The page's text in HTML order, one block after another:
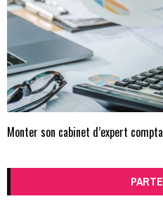
Monter son cabinet d’expert